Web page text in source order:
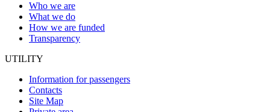
Who we are
What we do
How we are funded
Transparency
UTILITY
Information for passengers
Contacts
Site Map